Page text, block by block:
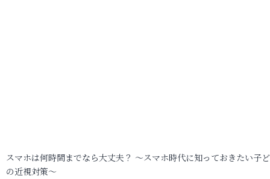
スマホは何時間までなら大丈夫？ ～スマホ時代に知っておきたい子
の近視対策～